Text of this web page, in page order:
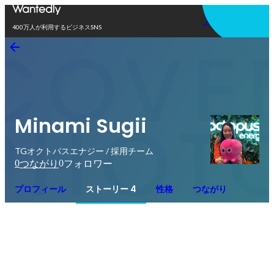
400万人が利用するビジネスSNS
アプリを使う
Minami Sugii
TGオクトパスエナジー / 採用チーム
0つながり 0フォロワー
プロフィール ストーリー 4 性格 つながり